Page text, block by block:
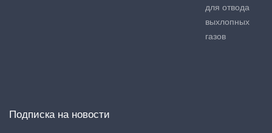
для отвода
выхлопных
газов
Подписка на новости